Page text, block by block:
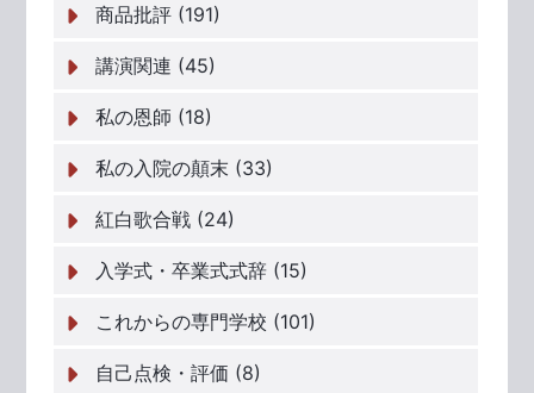
商品批評 (191)
講演関連 (45)
私の恩師 (18)
私の入院の顛末 (33)
紅白歌合戦 (24)
入学式・卒業式式辞 (15)
これからの専門学校 (101)
自己点検・評価 (8)